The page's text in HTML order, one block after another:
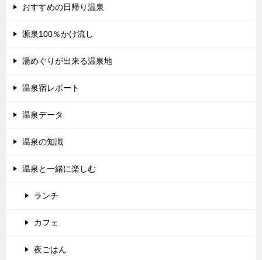
おすすめの日帰り温泉
源泉100％かけ流し
湯めぐりが出来る温泉地
温泉宿レポート
温泉データ
温泉の知識
温泉と一緒に楽しむ
ランチ
カフェ
夜ごはん